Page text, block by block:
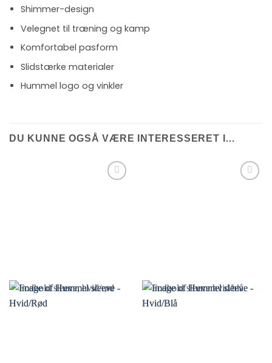
Shimmer-design
Velegnet til træning og kamp
Komfortabel pasform
Slidstærke materialer
Hummel logo og vinkler
DU KUNNE OGSÅ VÆRE INTERESSERET I…